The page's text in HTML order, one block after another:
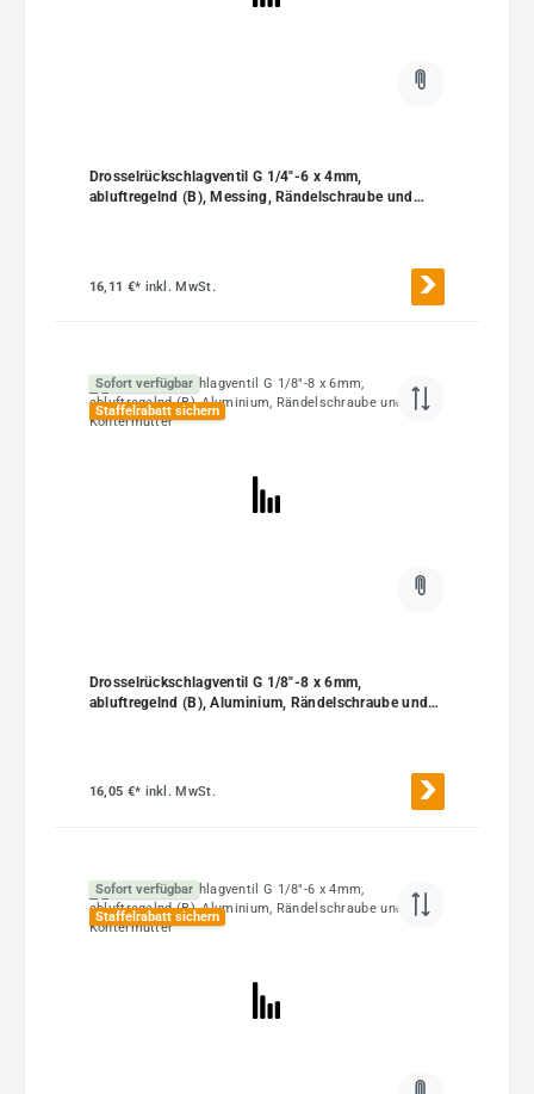
Drosselrückschlagventil G 1/4"-6 x 4mm,
abluftregelnd (B), Messing, Rändelschraube und
16,11 €* inkl. MwSt.
Sofort verfügbar
Staffelrabatt sichern
Drosselrückschlagventil G 1/8"-8 x 6mm,
abluftregelnd (B), Aluminium, Rändelschraube und
16,05 €* inkl. MwSt.
Sofort verfügbar
Staffelrabatt sichern